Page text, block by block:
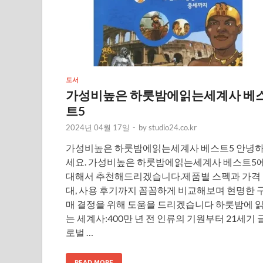
도서
가성비높은 하룻밤에읽는세계사 베
트5
2024년 04월 17일 - bystudio24.co.kr
가성비높은 하룻밤에읽는세계사 베스트5 안녕
세요. 가성비높은 하룻밤에읽는세계사 베스트5
대해서 추천해드리겠습니다.제품별 스펙과 가격
대, 사용 후기까지 꼼꼼하게 비교해보며 현명한
매 결정을 위해 도움을 드리겠습니다 하룻밤에 읽
는 세계사:400만 년 전 인류의 기원부터 21세기
로벌 …